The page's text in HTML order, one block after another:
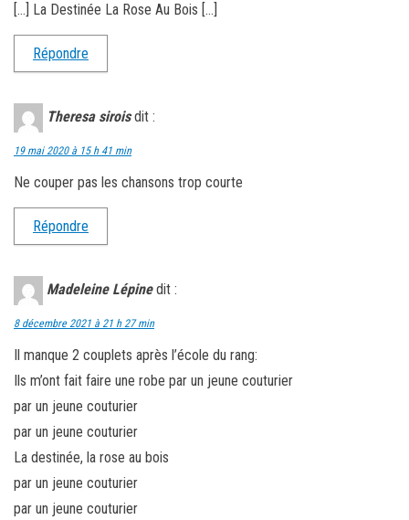
[…] La Destinée La Rose Au Bois […]
Répondre
Theresa sirois dit :
19 mai 2020 à 15 h 41 min
Ne couper pas les chansons trop courte
Répondre
Madeleine Lépine dit :
8 décembre 2021 à 21 h 27 min
Il manque 2 couplets après l’école du rang:
Ils m’ont fait faire une robe par un jeune couturier
par un jeune couturier
par un jeune couturier
La destinée, la rose au bois
par un jeune couturier
par un jeune couturier